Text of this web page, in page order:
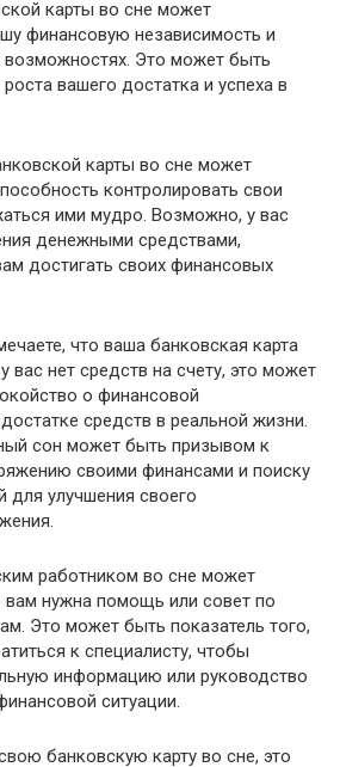
карты во сне может
финансовую независимость и
возможностях. Это может быть
вашего достатка и успеха в
карты во сне может
контролировать свои
ими мудро. Возможно, у вас
денежными средствами,
достигать своих финансовых
что ваша банковская карта
вас нет средств на счету, это может
о финансовой
средств в реальной жизни.
сон может быть призывом к
своими финансами и поиску
для улучшения своего
работником во сне может
вам нужна помощь или совет по
Это может быть показатель того,
к специалисту, чтобы
информацию или руководство
ситуации.
банковскую карту во сне, это